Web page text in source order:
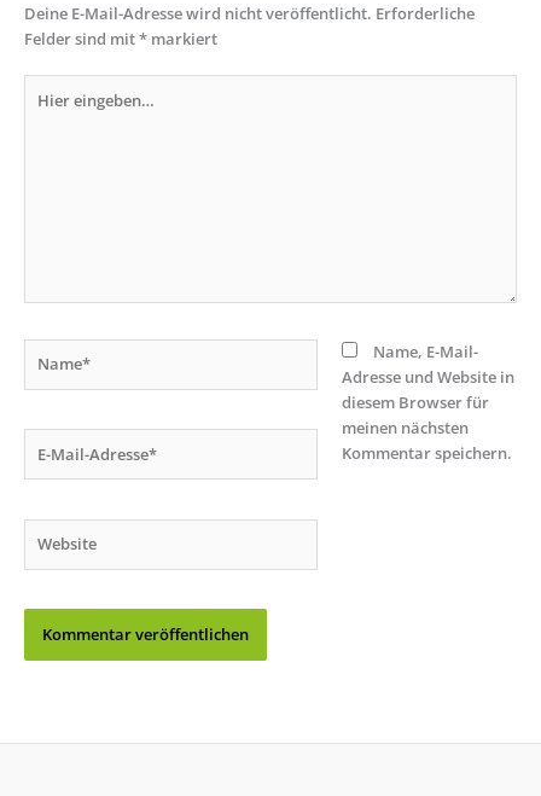
Deine E-Mail-Adresse wird nicht veröffentlicht. Erforderliche
Felder sind mit* markiert
eingeben…
Mail-
Name, E-Mail-
Adresse und Website in
diesem Browser für
meinen nächsten
Kommentar speichern.